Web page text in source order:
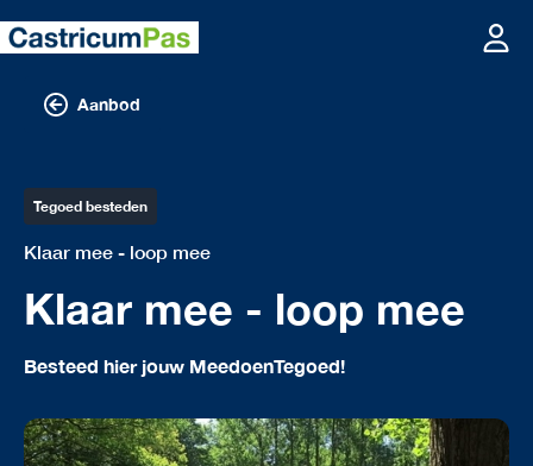
Aanbod
Tegoed besteden
Klaar mee - loop mee
Klaar mee - loop mee
Besteed hier jouw MeedoenTegoed!